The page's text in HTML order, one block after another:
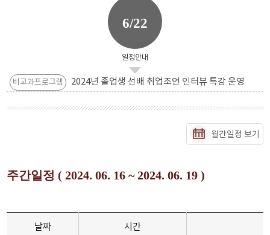
6/22
일정안내
비교과프로그램 2024년 졸업생 선배 취업조언 인터뷰 특강 운영
월간일정 보기
주간일정 ( 2024. 06. 16 ~ 2024. 06. 19 )
날짜 시간